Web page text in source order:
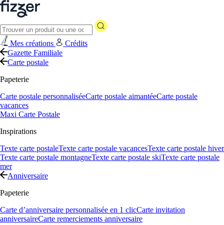
Mes créations
Crédits
Gazette Familiale
Carte postale
Papeterie
Carte postale personnaliséeCarte postale aimantéeCarte postale
vacances
Maxi Carte Postale
Inspirations
Texte carte postaleTexte carte postale vacancesTexte carte postale hiver
Texte carte postale montagneTexte carte postale skiTexte carte postale
mer
Anniversaire
Papeterie
Carte d’anniversaire personnalisée en 1 clicCarte invitation
anniversaireCarte remerciements anniversaire